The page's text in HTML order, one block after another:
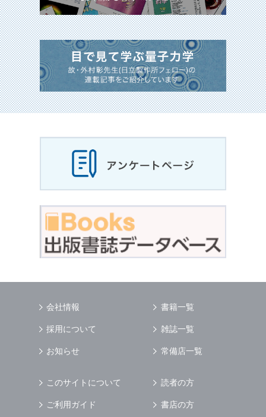
会社情報
採用について
お知らせ
書籍一覧
雑誌一覧
常備店一覧
このサイトについて
ご利用ガイド
読者の方
書店の方